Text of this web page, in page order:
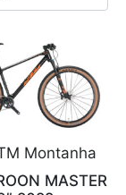
Montanha
MASTER